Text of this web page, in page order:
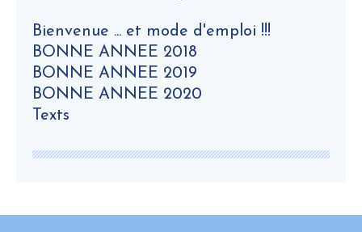
Bienvenue ... et mode d'emploi !!!
BONNE ANNEE 2018
BONNE ANNEE 2019
BONNE ANNEE 2020
Texts